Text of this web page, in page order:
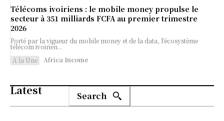
Télécoms ivoiriens : le mobile money propulse le
secteur à 351 milliards FCFA au premier trimestre
2026
Porté par la vigueur du mobile money et de la data, l'écosystème
télécom ivoirien...
A la Une
Africa Income
Latest Search